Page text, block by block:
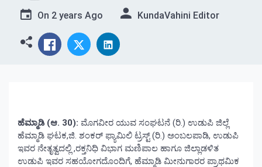
On 2 years Ago KundaVahini Editor
ಹೆಮ್ಮಾಡಿ (ಆ. 30): ಮೊಗವೀರ ಯುವ ಸಂಘಟನೆ (ರಿ.) ಉಡುಪಿ ಜಿಲ್ಲೆ
ಹೆಮ್ಮಾಡಿ ಘಟಕ,ಜಿ. ಶಂಕರ್ ಫ್ಯಾಮಿಲಿ ಟ್ರಸ್ಟ್ (ರಿ.) ಅಂಬಲಪಾಡಿ, ಉಡುಪಿ
ಇವರ ನೇತೃತ್ವದಲ್ಲಿ ,ರಕ್ತನಿಧಿ ವಿಭಾಗ ಮಣಿಪಾಲ ಹಾಗೂ ಜಿಲ್ಲಾಡಳಿತ
ಉಡುಪಿ ಇವರ ಸಹಯೋಗದೊಂದಿಗೆ, ಹೆಮ್ಮಾಡಿ ಮೀನುಗಾರರ ಪ್ರಾಥಮಿಕ